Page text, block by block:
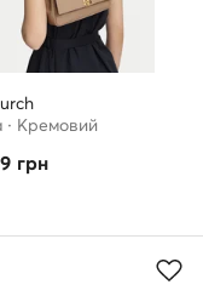
· Кремовий
грн